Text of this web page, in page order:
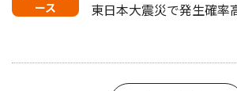
ース
東日本大震災で発生確率